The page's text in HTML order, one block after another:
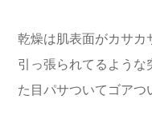
乾燥は肌表面がカサ
引っ張られてるよう
た目パサついてゴアつ